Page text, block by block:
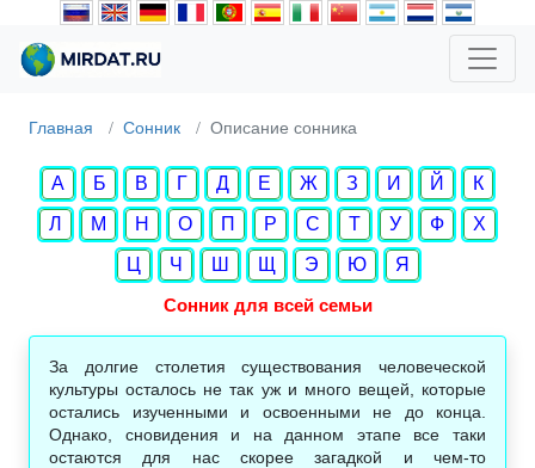
Главная Сонник Описание сонника
А Б В Г Д Е Ж З И Й
К
Л
М Н О П Р С Т У Ф
Х
Ц
Ч Ш Щ Э Ю
Я
Сонник для всей семьи
За долгие столетия существования человеческой
культуры осталось не так уж и много вещей, которые
остались изученными и освоенными не до конца.
Однако, сновидения и на данном этапе все таки
остаются для нас скорее загадкой и чем-то